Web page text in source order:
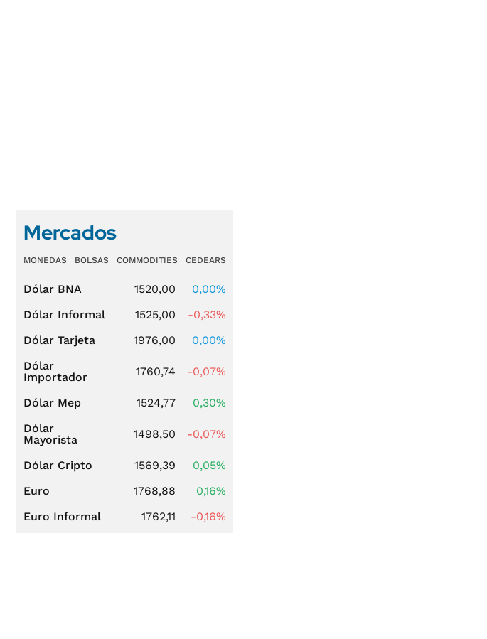
Mercados
MONEDAS BOLSAS COMMODITIES CEDEARS
Dólar BNA 1520,00
0,00%
Dólar Informal
1525,00
-0,33%
Dólar Tarjeta
1976,00
0,00%
Dólar
Importador
1760,74 -0,07%
Dólar Mep 1524,77
0,30%
Dólar
Mayorista
1498,50 -0,07%
Dólar Cripto 1569,39
0,05%
Euro
1768,88
0,16%
Euro Informal
1762,11 -0,16%